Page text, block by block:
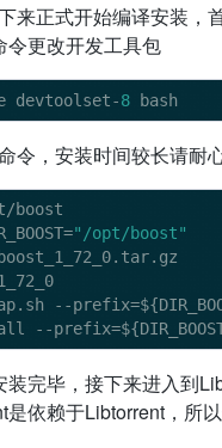
来正式开始编译安装，
令更改开发工具包
devtoolset-8
令，安装时间较长请耐
/boost
="/opt/boost"
- -prefix=
- -prefix=
完毕，接下来进入到
依赖于Libtorrent，所